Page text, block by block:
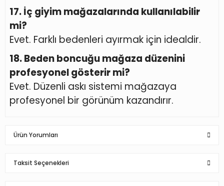
17. İç giyim mağazalarında kullanılabilir
mi?
Evet. Farklı bedenleri ayırmak için idealdir.
18. Beden boncuğu mağaza düzenini
profesyonel gösterir mi?
Evet. Düzenli askı sistemi mağazaya
profesyonel bir görünüm kazandırır.
Ürün Yorumları
Taksit Seçenekleri